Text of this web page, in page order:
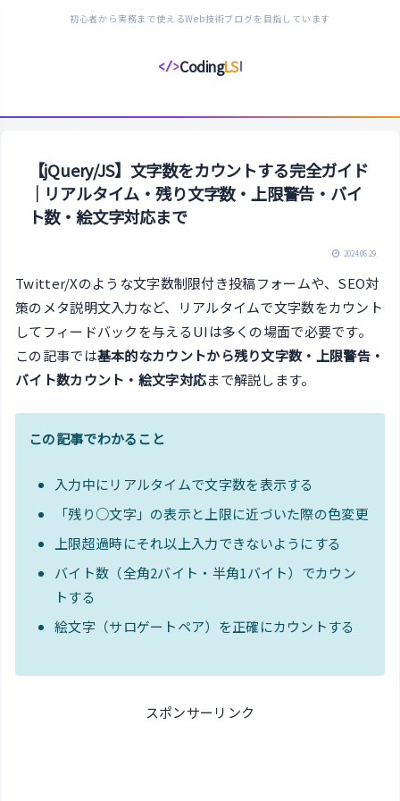
初心者から実務まで使えるWeb技術ブログを目指しています
</>CodingLS
コ
デ
ン
グ
ラ
ス
タ
ル
【jQuery/JS】文字数をカウントする完全ガイド
｜リアルタイム・残り文字数・上限警告・バイ
ト数・絵文字対応まで
2024.06.29
Twitter/Xのような文字数制限付き投稿フォームや、SEO対
策のメタ説明文入力など、リアルタイムで文字数をカウント
してフィードバックを与えるUIは多くの場面で必要です。
この記事では基本的なカウントから残り文字数・上限警告・
バイト数カウント・絵文字対応まで解説します。
この記事でわかること
入力中にリアルタイムで文字数を表示する
「残り○文字」の表示と上限に近づいた際の色変更
上限超過時にそれ以上入力できないようにする
バイト数（全角2バイト・半角1バイト）でカウン
トする
絵文字（サロゲートペア）を正確にカウントする
スポンサーリンク